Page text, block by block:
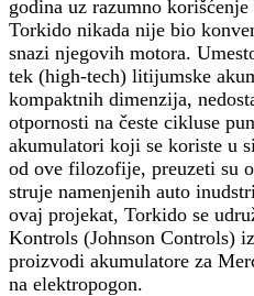
godina uz razumno
Torkido nikada nije bio
snazi njegovih motora.
tek (high-tech) litijumske
kompaktnih dimenzija,
otpornosti na česte cikluse
akumulatori koji se koriste u
od ove filozofije, preuzeti su
struje namenjenih auto
ovaj projekat, Torkido se
Kontrols (Johnson Controls)
proizvodi akumulatore za
na elektropogon.